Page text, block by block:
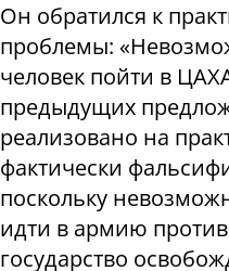
Он обратился к
проблемы:
человек пойти в
предыдущих
реализовано на
фактически
поскольку
идти в армию
государство